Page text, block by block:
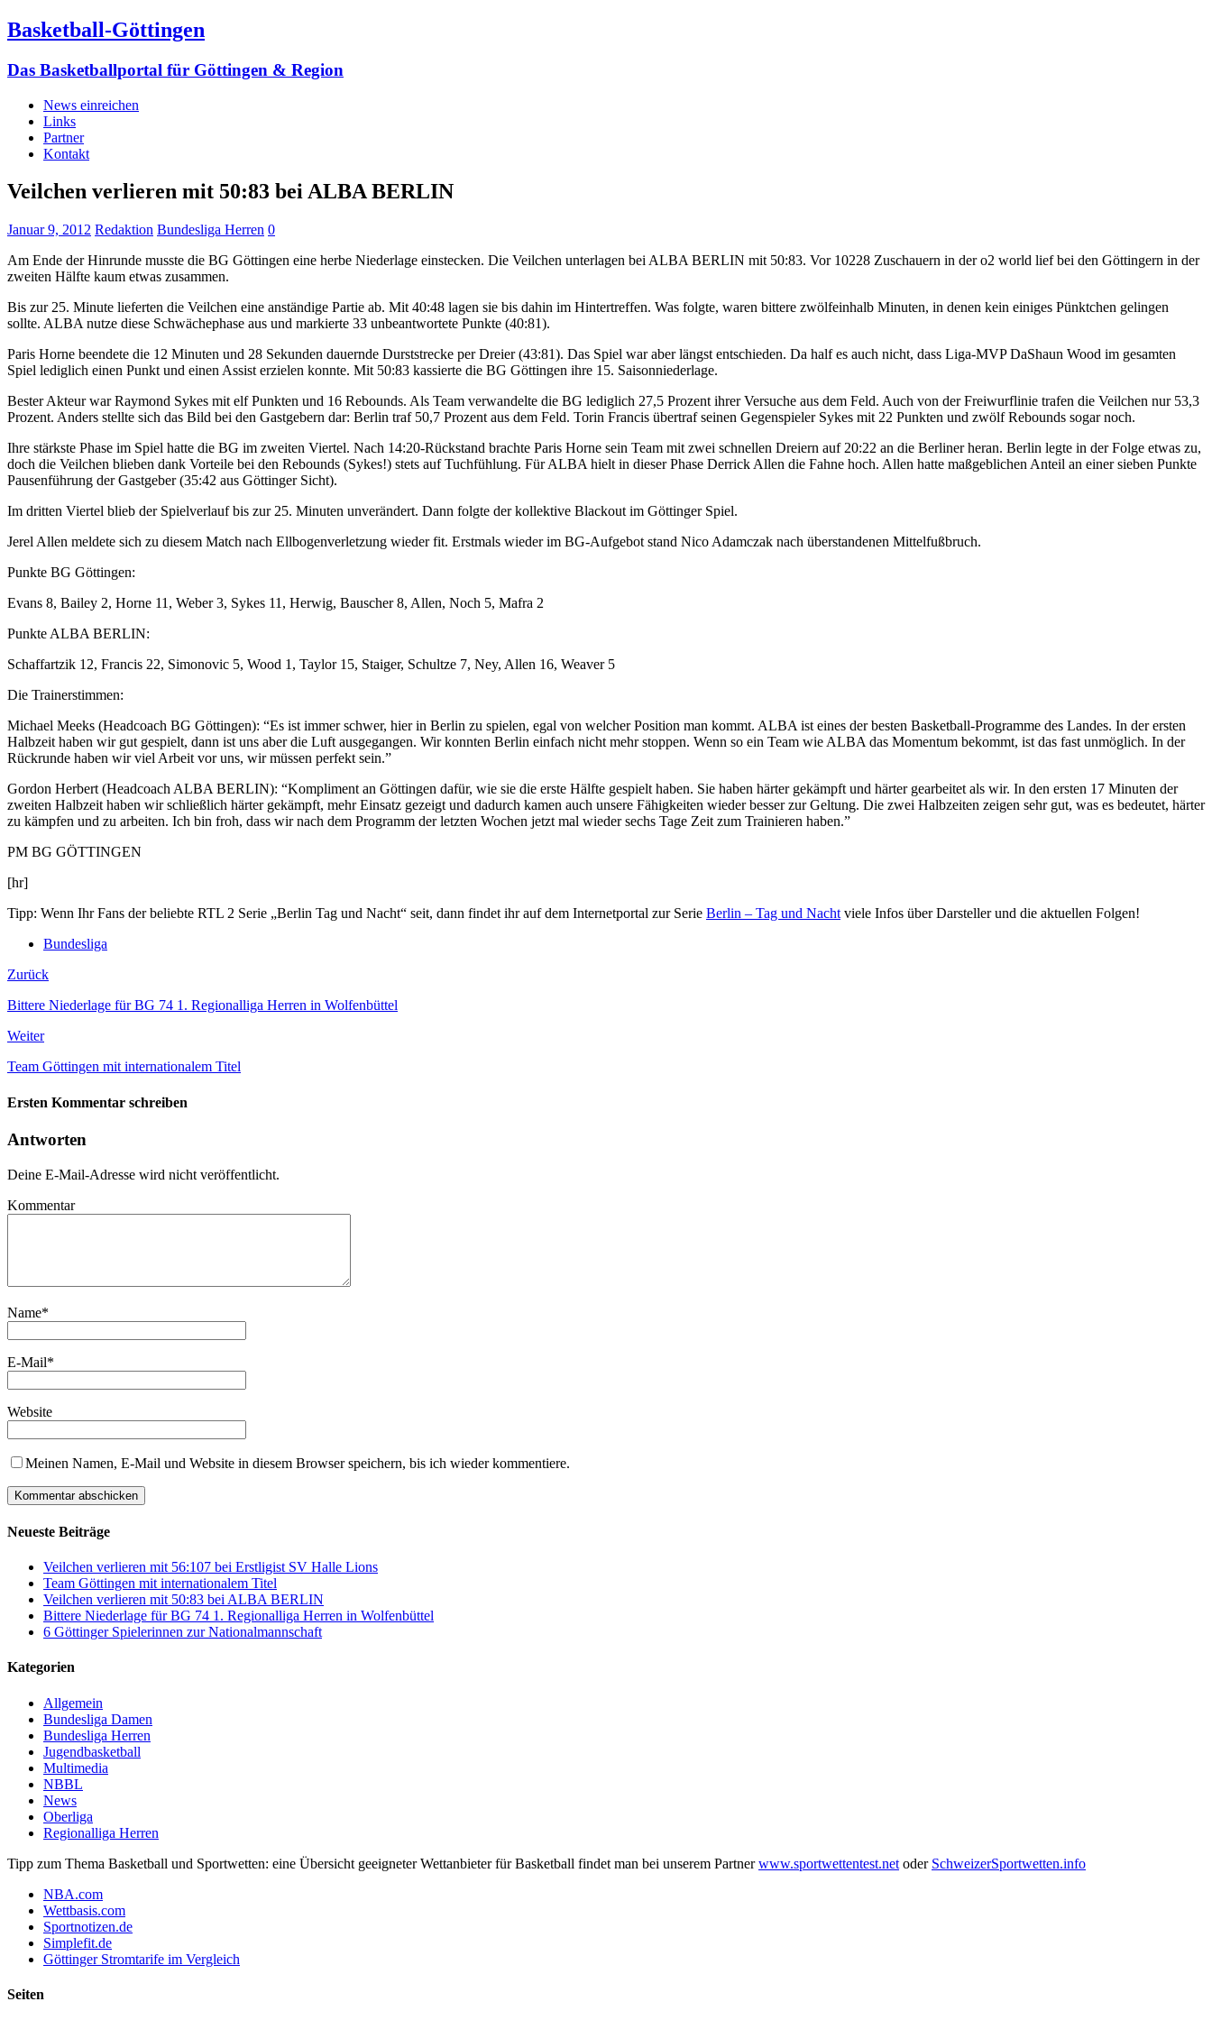
Basketball-Göttingen
Das Basketballportal für Göttingen & Region
News einreichen
Links
Partner
Kontakt
Veilchen verlieren mit 50:83 bei ALBA BERLIN
Januar 9, 2012 Redaktion Bundesliga Herren 0
Am Ende der Hinrunde musste die BG Göttingen eine herbe Niederlage einstecken. Die Veilchen unterlagen bei ALBA BERLIN mit 50:83. Vor 10228 Zuschauern in der o2 world lief bei den Göttingern in der
zweiten Hälfte kaum etwas zusammen.
Bis zur 25. Minute lieferten die Veilchen eine anständige Partie ab. Mit 40:48 lagen sie bis dahin im Hintertreffen. Was folgte, waren bittere zwölfeinhalb Minuten, in denen kein einiges Pünktchen gelingen
sollte. ALBA nutze diese Schwächephase aus und markierte 33 unbeantwortete Punkte (40:81).
Paris Horne beendete die 12 Minuten und 28 Sekunden dauernde Durststrecke per Dreier (43:81). Das Spiel war aber längst entschieden. Da half es auch nicht, dass Liga-MVP DaShaun Wood im gesamten
Spiel lediglich einen Punkt und einen Assist erzielen konnte. Mit 50:83 kassierte die BG Göttingen ihre 15. Saisonniederlage.
Bester Akteur war Raymond Sykes mit elf Punkten und 16 Rebounds. Als Team verwandelte die BG lediglich 27,5 Prozent ihrer Versuche aus dem Feld. Auch von der Freiwurflinie trafen die Veilchen nur 53,3
Prozent. Anders stellte sich das Bild bei den Gastgebern dar: Berlin traf 50,7 Prozent aus dem Feld. Torin Francis übertraf seinen Gegenspieler Sykes mit 22 Punkten und zwölf Rebounds sogar noch.
Ihre stärkste Phase im Spiel hatte die BG im zweiten Viertel. Nach 14:20-Rückstand brachte Paris Horne sein Team mit zwei schnellen Dreiern auf 20:22 an die Berliner heran. Berlin legte in der Folge etwas zu,
doch die Veilchen blieben dank Vorteile bei den Rebounds (Sykes!) stets auf Tuchfühlung. Für ALBA hielt in dieser Phase Derrick Allen die Fahne hoch. Allen hatte maßgeblichen Anteil an einer sieben Punkte
Pausenführung der Gastgeber (35:42 aus Göttinger Sicht).
Im dritten Viertel blieb der Spielverlauf bis zur 25. Minuten unverändert. Dann folgte der kollektive Blackout im Göttinger Spiel.
Jerel Allen meldete sich zu diesem Match nach Ellbogenverletzung wieder fit. Erstmals wieder im BG-Aufgebot stand Nico Adamczak nach überstandenen Mittelfußbruch.
Punkte BG Göttingen:
Evans 8, Bailey 2, Horne 11, Weber 3, Sykes 11, Herwig, Bauscher 8, Allen, Noch 5, Mafra 2
Punkte ALBA BERLIN:
Schaffartzik 12, Francis 22, Simonovic 5, Wood 1, Taylor 15, Staiger, Schultze 7, Ney, Allen 16, Weaver 5
Die Trainerstimmen:
Michael Meeks (Headcoach BG Göttingen): “Es ist immer schwer, hier in Berlin zu spielen, egal von welcher Position man kommt. ALBA ist eines der besten Basketball-Programme des Landes. In der ersten
Halbzeit haben wir gut gespielt, dann ist uns aber die Luft ausgegangen. Wir konnten Berlin einfach nicht mehr stoppen. Wenn so ein Team wie ALBA das Momentum bekommt, ist das fast unmöglich. In der
Rückrunde haben wir viel Arbeit vor uns, wir müssen perfekt sein.”
Gordon Herbert (Headcoach ALBA BERLIN): “Kompliment an Göttingen dafür, wie sie die erste Hälfte gespielt haben. Sie haben härter gekämpft und härter gearbeitet als wir. In den ersten 17 Minuten der
zweiten Halbzeit haben wir schließlich härter gekämpft, mehr Einsatz gezeigt und dadurch kamen auch unsere Fähigkeiten wieder besser zur Geltung. Die zwei Halbzeiten zeigen sehr gut, was es bedeutet, härter
zu kämpfen und zu arbeiten. Ich bin froh, dass wir nach dem Programm der letzten Wochen jetzt mal wieder sechs Tage Zeit zum Trainieren haben.”
PM BG GÖTTINGEN
[hr]
Tipp: Wenn Ihr Fans der beliebte RTL 2 Serie „Berlin Tag und Nacht“ seit, dann findet ihr auf dem Internetportal zur Serie Berlin – Tag und Nacht viele Infos über Darsteller und die aktuellen Folgen!
Bundesliga
Zurück
Bittere Niederlage für BG 74 1. Regionalliga Herren in Wolfenbüttel
Weiter
Team Göttingen mit internationalem Titel
Ersten Kommentar schreiben
Antworten
Deine E-Mail-Adresse wird nicht veröffentlicht.
Kommentar
Name*
E-Mail*
Website
Meinen Namen, E-Mail und Website in diesem Browser speichern, bis ich wieder kommentiere.
Neueste Beiträge
Veilchen verlieren mit 56:107 bei Erstligist SV Halle Lions
Team Göttingen mit internationalem Titel
Veilchen verlieren mit 50:83 bei ALBA BERLIN
Bittere Niederlage für BG 74 1. Regionalliga Herren in Wolfenbüttel
6 Göttinger Spielerinnen zur Nationalmannschaft
Kategorien
Allgemein
Bundesliga Damen
Bundesliga Herren
Jugendbasketball
Multimedia
NBBL
News
Oberliga
Regionalliga Herren
Tipp zum Thema Basketball und Sportwetten: eine Übersicht geeigneter Wettanbieter für Basketball findet man bei unserem Partnerwww.sportwettentest.net oder SchweizerSportwetten.info
NBA.com
Wettbasis.com
Sportnotizen.de
Simplefit.de
Göttinger Stromtarife im Vergleich
Seiten